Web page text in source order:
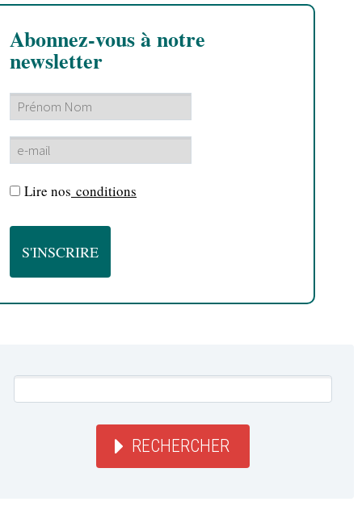
Abonnez-vous à notre
newsletter
Lire nos conditions
RECHERCHER